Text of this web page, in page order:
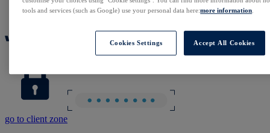
go to client zone
tools and services (such as Google) use your personal data here:more information
Cookies Settings Accept All Cookies